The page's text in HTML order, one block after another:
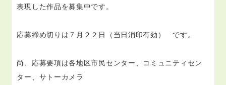
表現した作品を募集中です。
応募締め切りは７月２２日（当日消印有効） です。
尚、応募要項は各地区市民センター、コミュニティセン
ター、サトーカメラ